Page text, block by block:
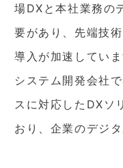
場DXと本社業務の
要があり、先端技
導入が加速してい
システム開発会社
スに対応したDXソ
おり、企業のデジ